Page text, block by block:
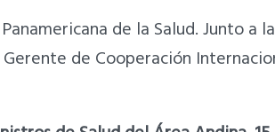
de la Salud. Junto a
de Cooperación